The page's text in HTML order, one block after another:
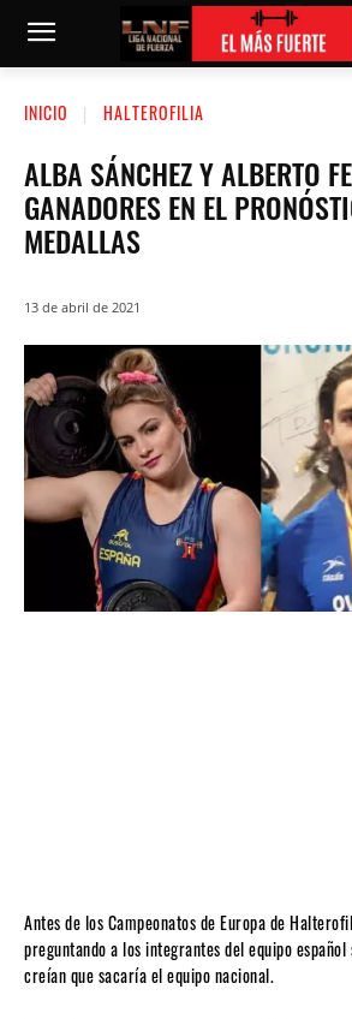
INICIO HALTEROFILIA
ALBA SÁNCHEZ Y ALBERTO
GANADORES EN EL
MEDALLAS
13 de abril de 2021
Antes de los Campeonatos de Europa de
preguntando a los integrantes del equipo
creían que sacaría el equipo nacional.